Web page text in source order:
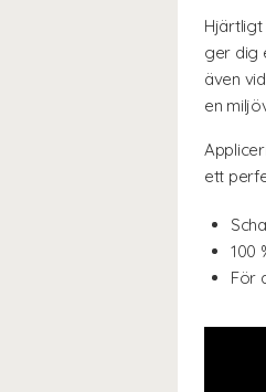
ger dig
även
en
ett
100
För